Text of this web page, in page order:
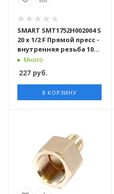
SMART SMT1752H002004 S
20 x 1/2 F Прямой пресс -
внутренняя резьба 100
штук в упаковке
Много
227 руб.
В КОРЗИНУ